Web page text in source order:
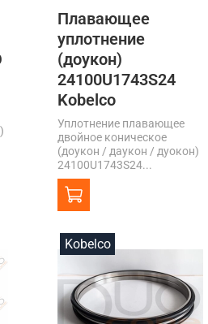
Плавающее
уплотнение
(доукон)
24100U1743S24
Kobelco
Уплотнение плавающее
двойное коническое
(доукон / даукон / дуокон)
24100U1743S24...
Kobelco